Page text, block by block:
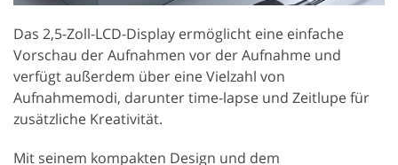
Das 2,5-Zoll-LCD-Display ermöglicht eine einfache
Vorschau der Aufnahmen vor der Aufnahme und
verfügt außerdem über eine Vielzahl von
Aufnahmemodi, darunter time-lapse und Zeitlupe für
zusätzliche Kreativität.
Mit seinem kompakten Design und dem